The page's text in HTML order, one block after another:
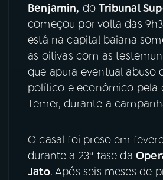
YouTube
Instagram X
TikTok
Benjamin, doTribunal
começou por volta das
está na capital baiana
as oitivas com as
que apura eventual abuso
político e econômico pela
Temer, durante a
O casal foi preso em
durante a 23ª fase da
Jato. Após seis meses de